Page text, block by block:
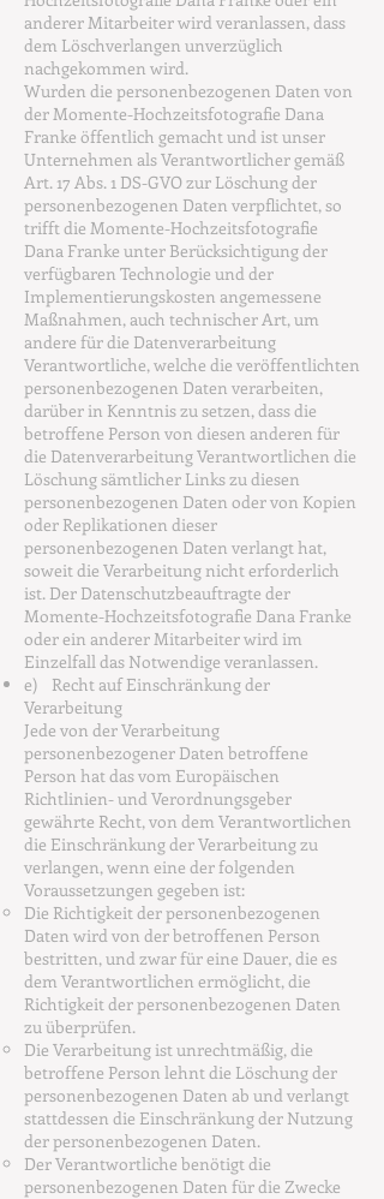
anderer Mitarbeiter wird veranlassen, dass
dem Löschverlangen unverzüglich
nachgekommen wird.
Wurden die personenbezogenen Daten von
der Momente-Hochzeitsfotografie Dana
Franke öffentlich gemacht und ist unser
Unternehmen als Verantwortlicher gemäß
Art. 17 Abs. 1 DS-GVO zur Löschung der
personenbezogenen Daten verpflichtet, so
trifft die Momente-Hochzeitsfotografie
Dana Franke unter Berücksichtigung der
verfügbaren Technologie und der
Implementierungskosten angemessene
Maßnahmen, auch technischer Art, um
andere für die Datenverarbeitung
Verantwortliche, welche die veröffentlichten
personenbezogenen Daten verarbeiten,
darüber in Kenntnis zu setzen, dass die
betroffene Person von diesen anderen für
die Datenverarbeitung Verantwortlichen die
Löschung sämtlicher Links zu diesen
personenbezogenen Daten oder von Kopien
oder Replikationen dieser
personenbezogenen Daten verlangt hat,
soweit die Verarbeitung nicht erforderlich
ist. Der Datenschutzbeauftragte der
Momente-Hochzeitsfotografie Dana Franke
oder ein anderer Mitarbeiter wird im
Einzelfall das Notwendige veranlassen.
e) Recht auf Einschränkung der
Verarbeitung
Jede von der Verarbeitung
personenbezogener Daten betroffene
Person hat das vom Europäischen
Richtlinien- und Verordnungsgeber
gewährte Recht, von dem Verantwortlichen
die Einschränkung der Verarbeitung zu
verlangen, wenn eine der folgenden
Voraussetzungen gegeben ist:
Die Richtigkeit der personenbezogenen
Daten wird von der betroffenen Person
bestritten, und zwar für eine Dauer, die es
dem Verantwortlichen ermöglicht, die
Richtigkeit der personenbezogenen Daten
zu überprüfen.
Die Verarbeitung ist unrechtmäßig, die
betroffene Person lehnt die Löschung der
personenbezogenen Daten ab und verlangt
stattdessen die Einschränkung der Nutzung
der personenbezogenen Daten.
Der Verantwortliche benötigt die
personenbezogenen Daten für die Zwecke